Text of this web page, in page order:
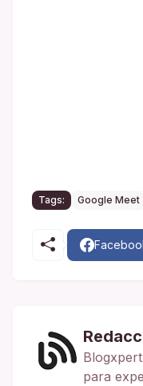
Tags: Google Meet
para